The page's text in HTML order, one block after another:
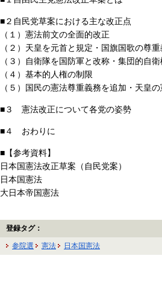
■２自民党草案における主な改正点
（１）憲法前文の全面的改正
（２）天皇を元首と規定・国旗国歌の尊
（３）自衛隊を国防軍と改称・集団的自
（４）基本的人権の制限
（５）国民の憲法尊重義務を追加・天皇
■３ 憲法改正について各党の姿勢
■４ おわりに
■【参考資料】
日本国憲法改正草案（自民党案）
日本国憲法
大日本帝国憲法
登録タグ：
参院選 憲法 日本国憲法